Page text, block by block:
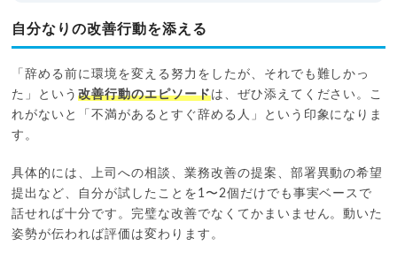
自分なりの改善行動を添える
「辞める前に環境を変える努力をしたが、それでも難しかっ
た」という改善行動のエピソードは、ぜひ添えてください。こ
れがないと「不満があるとすぐ辞める人」という印象になりま
す。
具体的には、上司への相談、業務改善の提案、部署異動の希望
提出など、自分が試したことを1〜2個だけでも事実ベースで
話せれば十分です。完璧な改善でなくてかまいません。動いた
姿勢が伝われば評価は変わります。